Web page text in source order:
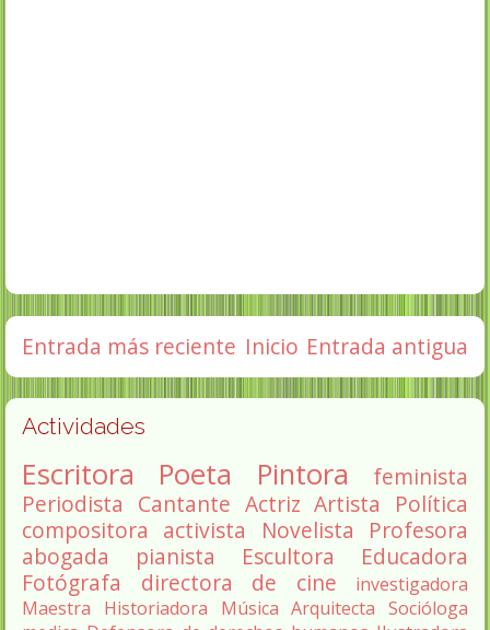
Entrada más reciente Entrada antigua
Inicio
Actividades
Escritora Poeta Pintora
feminista
Periodista Cantante Actriz Artista
Política
compositora activista Novelista
Profesora
abogada
pianista Escultora
Educadora
Fotógrafa
directora de cine
investigadora
Maestra
Historiadora Música Arquitecta Socióloga